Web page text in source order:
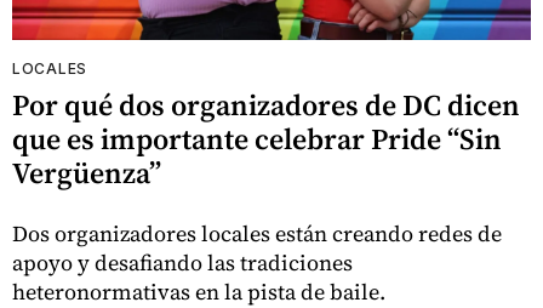
LOCALES
Por qué dos organizadores de DC dicen
que es importante celebrar Pride “Sin
Vergüenza”
Dos organizadores locales están creando redes de
apoyo y desafiando las tradiciones
heteronormativas en la pista de baile.